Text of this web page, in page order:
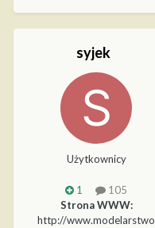
syjek
Użytkownicy
1
105
Strona WWW:
http://www.modelarstwo